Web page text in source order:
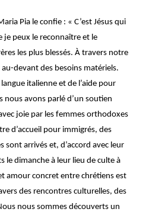
Pia le confie : « C’est Jésus qui
je peux le reconnaître et le
les plus blessés. À travers notre
devant des besoins matériels.
italienne et de l’aide pour
avons parlé d’un soutien
joie par les femmes orthodoxes
d’accueil pour immigrés, des
sont arrivés et, d’accord avec leur
le dimanche à leur lieu de culte à
amour concret entre chrétiens est
des rencontres culturelles, des
nous sommes découverts un